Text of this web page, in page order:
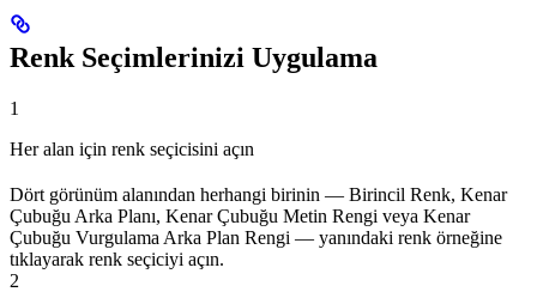
Renk Seçimlerinizi Uygulama
1
Her alan için renk seçicisini açın
Dört görünüm alanından herhangi birinin — Birincil Renk, Kenar
Çubuğu Arka Planı, Kenar Çubuğu Metin Rengi veya Kenar
Çubuğu Vurgulama Arka Plan Rengi — yanındaki renk örneğine
tıklayarak renk seçiciyi açın.
2